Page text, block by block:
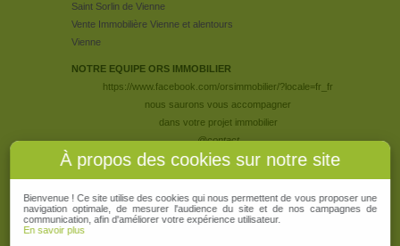
Saint Sorlin de Vienne
Vente Immobilière Vienne et alentours
Vienne
NOTRE EQUIPE ORS IMMOBILIER
https://www.facebook.com/orsimmobilier/?locale=fr_fr
nous saurons vous accompagner
dans votre projet immobilier
@contact
À propos des cookies sur notre site
Bienvenue !Ce site utilise des cookies qui nous permettent de vous proposer une
navigation optimale, de mesurer l'audience du site et de nos campagnes de
communication, afin d'améliorer votre expérience utilisateur.
En savoir plus